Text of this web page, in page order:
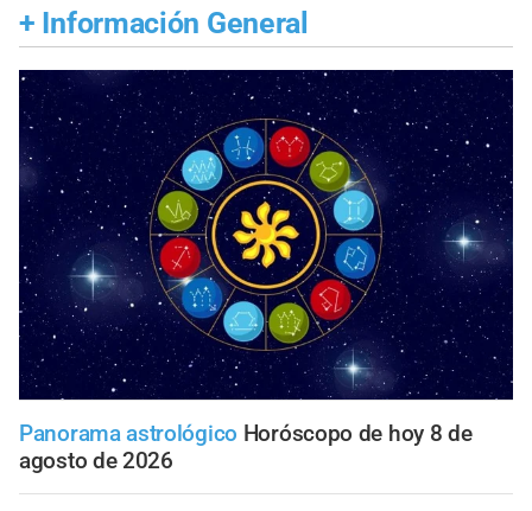
+ Información General
Panorama astrológico Horóscopo de hoy 8 de
agosto de 2026